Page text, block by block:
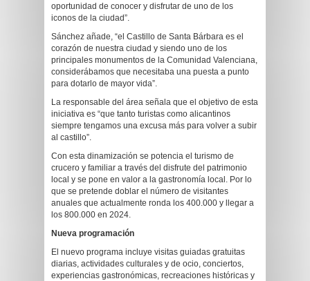
oportunidad de conocer y disfrutar de uno de los
iconos de la ciudad”.
Sánchez añade, “el Castillo de Santa Bárbara es el
corazón de nuestra ciudad y siendo uno de los
principales monumentos de la Comunidad Valenciana,
considerábamos que necesitaba una puesta a punto
para dotarlo de mayor vida”.
La responsable del área señala que el objetivo de esta
iniciativa es “que tanto turistas como alicantinos
siempre tengamos una excusa más para volver a subir
al castillo”.
Con esta dinamización se potencia el turismo de
crucero y familiar a través del disfrute del patrimonio
local y se pone en valor a la gastronomía local. Por lo
que se pretende doblar el número de visitantes
anuales que actualmente ronda los 400.000 y llegar a
los 800.000 en 2024.
Nueva programación
El nuevo programa incluye visitas guiadas gratuitas
diarias, actividades culturales y de ocio, conciertos,
experiencias gastronómicas, recreaciones históricas y